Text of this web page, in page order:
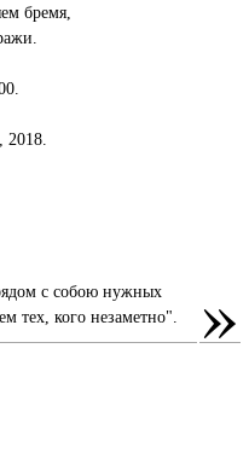
бремя,
с собою нужных
тех, кого незаметно".
»